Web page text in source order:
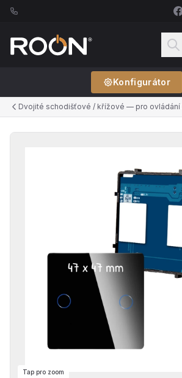
Konfigurátor
Tap pro zoom